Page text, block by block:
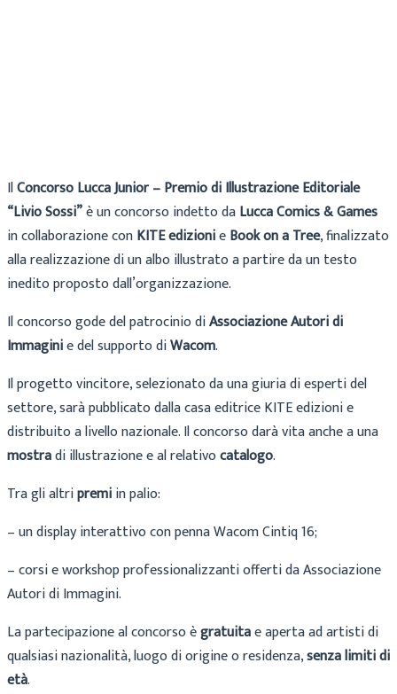
IlConcorso Lucca Junior – Premio di Illustrazione Editoriale
“Livio Sossi”è un concorso indetto daLucca Comics & Games
in collaborazione conKITE edizionieBook on a Tree, finalizzato
alla realizzazione di un albo illustrato a partire da un testo
inedito proposto dall’organizzazione.
Il concorso gode del patrocinio diAssociazione Autori di
Immaginie del supporto diWacom.
Il progetto vincitore, selezionato da una giuria di esperti del
settore, sarà pubblicato dalla casa editrice KITE edizioni e
distribuito a livello nazionale. Il concorso darà vita anche a una
mostradi illustrazione e al relativocatalogo.
Tra gli altripremiin palio:
– un display interattivo con penna Wacom Cintiq 16;
– corsi e workshop professionalizzanti offerti da Associazione
Autori di Immagini.
La partecipazione al concorso ègratuitae aperta ad artisti di
qualsiasi nazionalità, luogo di origine o residenza,senza limiti di
età.